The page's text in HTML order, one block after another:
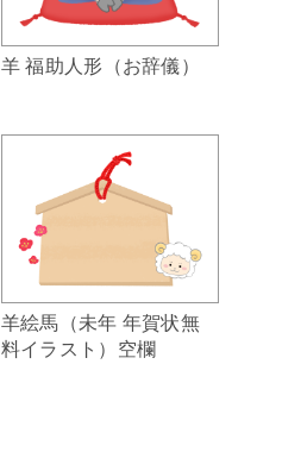
羊 福助人形（お辞儀）
羊絵馬（未年 年賀状無
料イラスト）空欄